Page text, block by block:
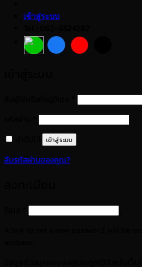
เข้าสู่ระบบ
ต้องการ
ต้องการ
เข้าสู่ระบบ
ลืมรหัสผ่านของคุณ?
ต้องการ